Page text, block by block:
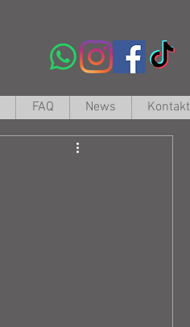
FAQ News Kontakt